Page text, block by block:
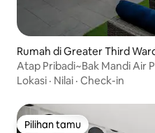
Rumah di Greater Third
Atap Pribadi~Bak Mandi Air
Unggun~Berjalan Kaki ke
Lokasi · Nilai · Check-in
Pilihan tamu